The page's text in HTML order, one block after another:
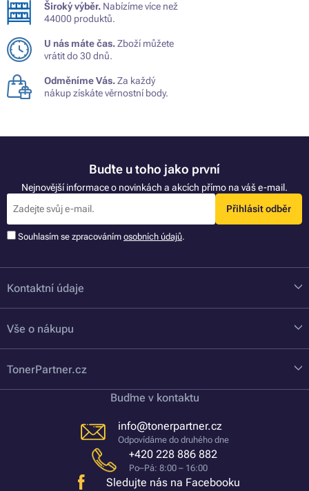
Široký výběr. Nabízíme více než
44000 produktů.
U nás máte čas.Zboží můžete
vrátit do 30 dnů.
Odměníme Vás.Za každý
nákup získáte věrnostní body.
Buďte u toho jako první
Nejnovější informace o novinkách a akcích přímo na váš e-mail.
Přihlásit odběr
Souhlasím se zpracováním osobních údajů.
Kontaktní údaje
Vše o nákupu
TonerPartner.cz
Buďme v kontaktu
info@tonerpartner.cz
Odpovídáme do druhého dne
+420 228 886 882
Po–Pá: 8:00 – 16:00
Sledujte nás na Facebooku